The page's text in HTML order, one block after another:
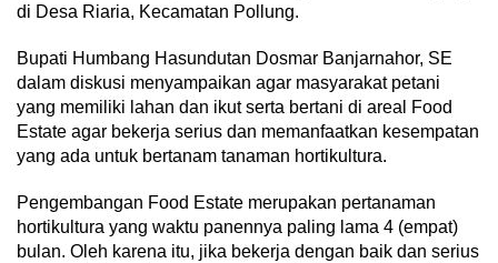
di Desa Riaria, Kecamatan Pollung.
Bupati Humbang Hasundutan Dosmar Banjarnahor, SE
dalam diskusi menyampaikan agar masyarakat petani
yang memiliki lahan dan ikut serta bertani di areal Food
Estate agar bekerja serius dan memanfaatkan kesempatan
yang ada untuk bertanam tanaman hortikultura.
Pengembangan Food Estate merupakan pertanaman
hortikultura yang waktu panennya paling lama 4 (empat)
bulan. Oleh karena itu, jika bekerja dengan baik dan serius